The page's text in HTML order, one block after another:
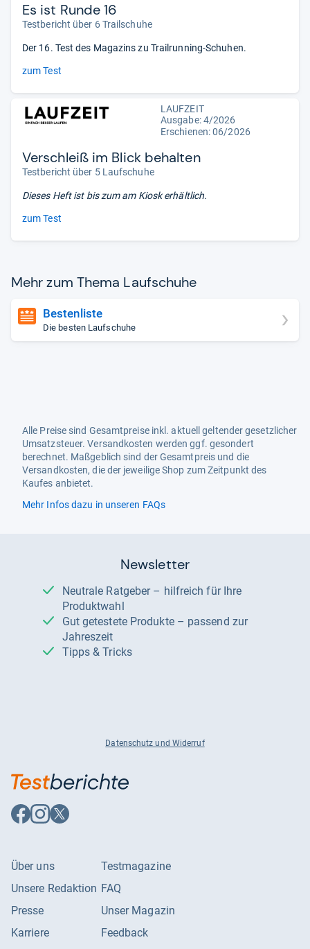
Es ist Runde 16
Testbericht über 6 Trailschuhe
Der 16. Test des Magazins zu Trailrunning-Schuhen.
zum Test
LAUFZEIT
Ausgabe: 4/2026
Erschienen:06/2026
Verschleiß im Blick behalten
Testbericht über 5 Laufschuhe
Dieses Heft ist bis zumam Kiosk erhältlich.
zum Test
Mehr zum Thema Lauf­schuhe
Bestenliste
Die besten Laufschuhe
Alle Preise sind Gesamtpreise inkl. aktuell geltender gesetzlicher
Umsatzsteuer. Versandkosten werden ggf. gesondert
berechnet. Maßgeblich sind der Gesamtpreis und die
Versandkosten, die der jeweilige Shop zum Zeitpunkt des
Kaufes anbietet.
Mehr Infos dazu in unseren FAQs
Newsletter
Neutrale Ratgeber – hilfreich für Ihre
Produktwahl
Gut getestete Produkte – passend zur
Jahreszeit
Tipps & Tricks
Datenschutz und Widerruf
Auf
Facebook
Auf
Instagram
Auf
X
Über uns
Unsere Redaktion
Presse
Karriere
Testmagazine
FAQ
Unser Magazin
Feedback